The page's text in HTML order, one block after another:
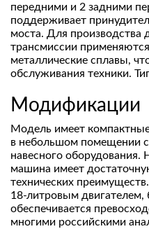
передними и 2 задними
поддерживает
моста. Для производства
трансмиссии
металлические сплавы,
обслуживания техники.
Модификации
Модель имеет
в небольшом помещении
навесного оборудования.
машина имеет
технических
18-литровым двигателем,
обеспечивается
многими российскими